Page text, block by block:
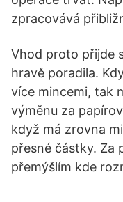
zpracovává
Vhod proto přijde
hravě poradila.
více mincemi, tak
výměnu za
když má zrovna
přesné částky. Za
přemýšlím kde